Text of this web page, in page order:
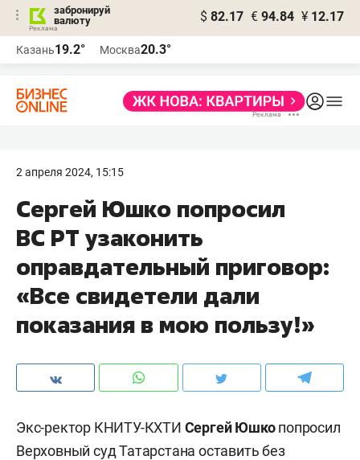
забронируй
валюту
$ 82.17 € 94.84 ¥ 12.17
Казань19.2° Москва20.3°
2 апреля 2024, 15:15
Сергей Юшко попросил
ВС РТ узаконить
оправдательный приговор:
«Все свидетели дали
показания в мою пользу!»
Экс-ректор КНИТУ-КХТИ Сергей Юшкопопросил
Верховный суд Татарстана оставить без